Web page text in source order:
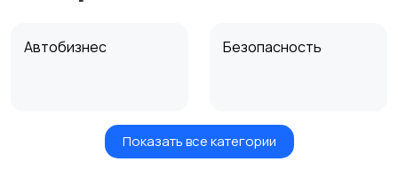
Автобизнес Безопасность
Бытовые услуги и
Высший менеджмент
Показать все категории